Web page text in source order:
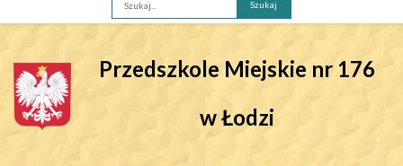
Fraza
Przedszkole Miejskie nr 176
w Łodzi